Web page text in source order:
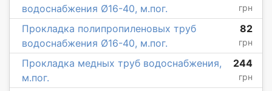
водоснабжения Ø16-40, м.пог.
грн
Прокладка полипропиленовых труб
водоснабжения Ø16-40, м.пог.
82
грн
Прокладка медных труб водоснабжения,
м.пог.
244
грн